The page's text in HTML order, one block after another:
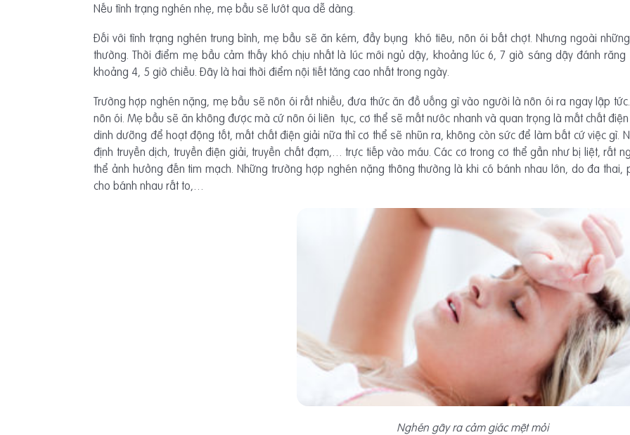
Nếu tình trạng nghén nhẹ, mẹ bầu sẽ lướt qua dễ dàng.
Đối với tình trạng nghén trung bình, mẹ bầu sẽ ăn kém, đầy bụng khó tiêu, nôn ói bất chợt. Nhưng ngoài
thường. Thời điểm mẹ bầu cảm thấy khó chịu nhất là lúc mới ngủ dậy, khoảng lúc 6, 7 giờ sáng dậy đánh
khoảng 4, 5 giờ chiều. Đây là hai thời điểm nội tiết tăng cao nhất trong ngày.
Trường hợp nghén nặng, mẹ bầu sẽ nôn ói rất nhiều, đưa thức ăn đồ uống gì vào người là nôn ói ra ngay lập
nôn ói. Mẹ bầu sẽ ăn không được mà cứ nôn ói liên tục, cơ thể sẽ mất nước nhanh và quan trọng là mất chất
dinh dưỡng để hoạt động tốt, mất chất điện giải nữa thì cơ thể sẽ nhũn ra, không còn sức để làm bất cứ việc gì.
định truyền dịch, truyền điện giải, truyền chất đạm,… trực tiếp vào máu. Các cơ trong cơ thể gần như bị liệt, rất
thể ảnh hưởng đến tim mạch. Những trường hợp nghén nặng thông thường là khi có bánh nhau lớn, do đa
cho bánh nhau rất to,…
Nghén gây ra cảm giác mệt mỏi